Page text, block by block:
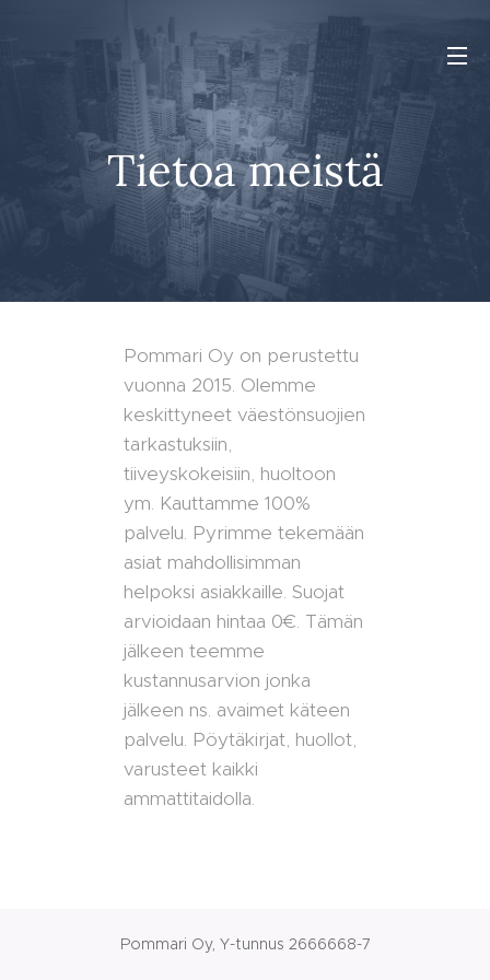
Tietoa meistä
Pommari Oy on perustettu
vuonna 2015. Olemme
keskittyneet väestönsuojien
tarkastuksiin,
tiiveyskokeisiin, huoltoon
ym. Kauttamme 100%
palvelu. Pyrimme tekemään
asiat mahdollisimman
helpoksi asiakkaille. Suojat
arvioidaan hintaa 0€. Tämän
jälkeen teemme
kustannusarvion jonka
jälkeen ns. avaimet käteen
palvelu. Pöytäkirjat, huollot,
varusteet kaikki
ammattitaidolla.
Pommari Oy, Y-tunnus 2666668-7